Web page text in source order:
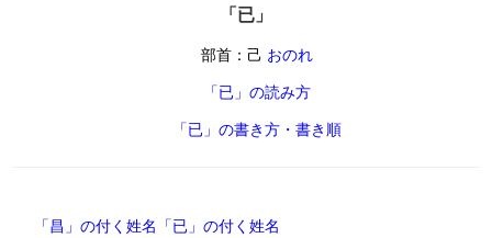
「已」
部首：己 おのれ
「已」の読み方
「已」の書き方・書き順
「昌」の付く姓名 「已」の付く姓名